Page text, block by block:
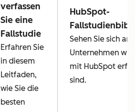
verfassen
Sie eine
Fallstudie
Erfahren Sie
in diesem
Leitfaden,
wie Sie die
besten
HubSpot-
Sehen Sie sich an,
Unternehmen wie
mit HubSpot
sind.